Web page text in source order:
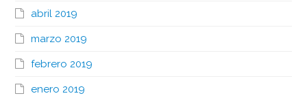
abril 2019
marzo 2019
febrero 2019
enero 2019